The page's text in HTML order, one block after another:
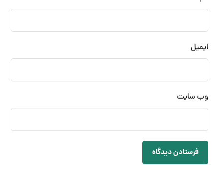
ایمیل
وب‌ سایت
فرستادن دیدگاه